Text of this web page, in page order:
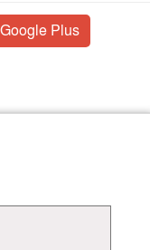
Google Plus